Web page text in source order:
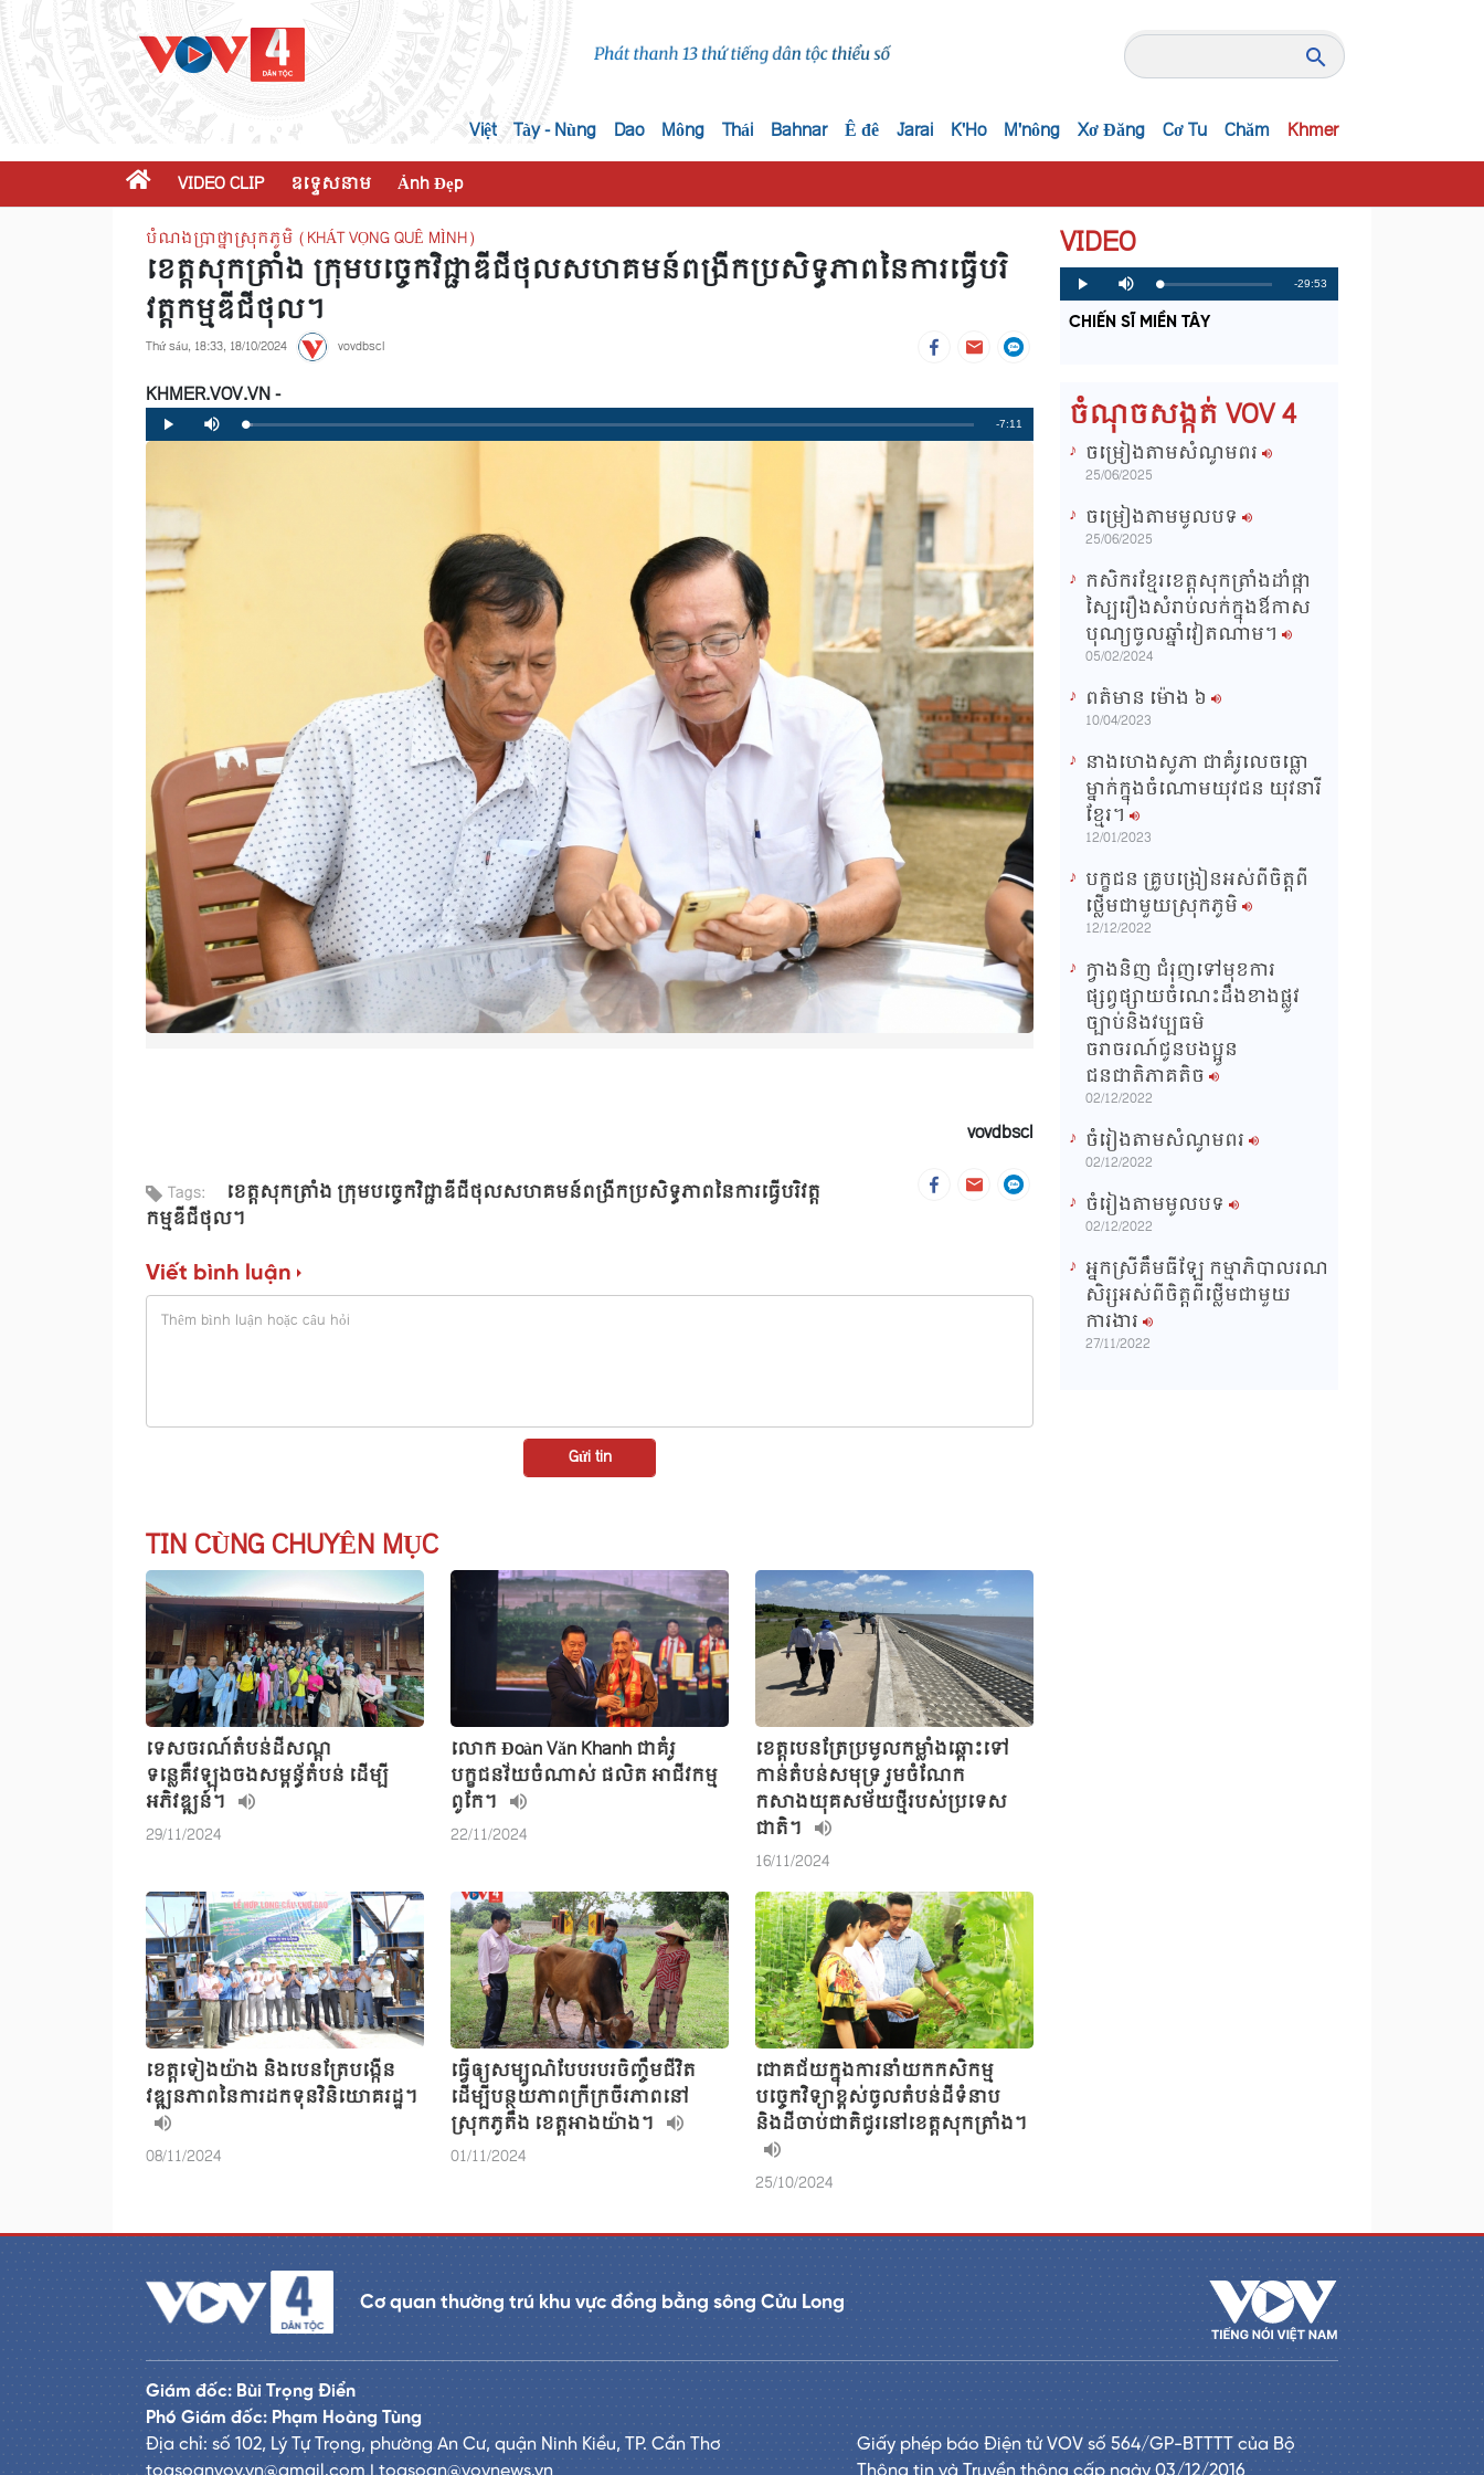
Việt Tày - Nùng Dao Mông Thái Bahnar Ê đê Jarai K'Ho M'nông Xơ Đăng Cơ Tu Chăm Khmer
VIDEO CLIP ឧទ្ទេសនាម Ảnh Đẹp
បំណងប្រាថ្នាស្រុកភូមិ (KHÁT VỌNG QUÊ MÌNH)
ខេត្តសុកត្រាំង ក្រុមបច្ចេកវិជ្ជាឌីជីថុលសហគមន៍ពង្រីកប្រសិទ្ធភាពនៃការធ្វើបរិ
វត្តកម្មឌីជីថុល។
Thứ sáu, 18:33, 18/10/2024 vovdbscl
KHMER.VOV.VN -
Play Mute Loaded:
0%
Progress:
0%
Remaining
-7:11
vovdbscl
Tags:
ខេត្តសុកត្រាំង ក្រុមបច្ចេកវិជ្ជាឌីជីថុលសហគមន៍ពង្រីកប្រសិទ្ធភាពនៃការធ្វើបរិវត្ត
កម្មឌីជីថុល។
Viết bình luận
TIN CÙNG CHUYÊN MỤC
ទេសចរណ៍តំបន់ដីសណ្ដ
ទន្លេគឺវឡុងចងសម្ពន័្ធតំបន់ ដើម្បី
អភិវឌ្ឍន៍។
29/11/2024
លោក Đoàn Văn Khanh ជាគំរូ
បក្ខជនវ័យចំណាស់ ផលិត អាជីវកម្ម
ពូកែ។
22/11/2024
ខេត្តបេនត្រែប្រមូលកម្លាំងឆ្ពោះទៅ
កាន់តំបន់សមុទ្រ រួមចំណែក
កសាងយុគសម័យថ្មីរបស់ប្រទេស
ជាតិ។
16/11/2024
ខេត្តទៀងយ៉ាង និងបេនត្រែបង្កើន
វឌ្ឍនភាពនៃការដកទុនវិនិយោគរដ្ឋ។
08/11/2024
ធ្វើឲ្យសម្បូណ៌បែបរបរចិញ្ចឹមជីវិត
ដើម្បីបន្ថយភាពក្រីក្រចីរភាពនៅ
ស្រុកភូតឹង ខេត្តអាងយ៉ាង។
01/11/2024
ជោគជ័យក្នុងការនាំយកកសិកម្ម
បច្ចេកវិទ្យាខ្ពស់ចូលតំបន់ដីទំនាប
និងដីចាប់ជាតិជូរនៅខេត្តសុកត្រាំង។
25/10/2024
VIDEO
P
l
y
M
u
e
L
o
a
d
P
r
o
g
R
i
T
i
-29:53
CHIẾN SĨ MIỀN TÂY
ចំណុចសង្កត់ VOV 4
ចម្រៀងតាមសំណូមពរ
25/06/2025
ចម្រៀងតាមមូលបទ
25/06/2025
កសិករខ្មែរខេត្តសុកត្រាំងដាំផ្កា
ស្បៃរឿងសំរាប់លក់ក្នុងឳកាស
បុណ្យចូលឆ្នាំវៀតណាម។
05/02/2024
ពត៌មាន ម៉ោង​ ៦
10/04/2023
នាងហេងសូភា ជាគំរូលេចធ្លោ
ម្នាក់ក្នុងចំណោមយុវជន យុវនារី
ខ្មែរ។
12/01/2023
បក្ខជន គ្រូបង្រៀនអស់ពីចិត្តពី
ថ្លើមជាមួយស្រុកភូមិ
12/12/2022
ក្វាងនិញ ជំរុញទៅមុខការ
ផ្សព្វផ្សាយចំណេះដឹងខាងផ្លូវ
ច្បាប់និងវប្បធម៌
ចរាចរណ៍ជូនបងប្អូន
ជនជាតិភាគតិច
02/12/2022
ចំរៀងតាមសំណូមពរ
02/12/2022
ចំរៀងតាមមូលបទ
02/12/2022
អ្នកស្រីគឹមធីឡែ កម្មាភិបាលរណ
សិរ្សអស់ពីចិត្តពីថ្លើមជាមួយ
ការងារ
27/11/2022
Cơ quan thường trú khu vực đồng bằng sông Cửu Long
Giám đốc: Bùi Trọng Điển
Phó Giám đốc: Phạm Hoàng Tùng
Địa chỉ: số 102, Lý Tự Trọng, phường An Cư, quận Ninh Kiều, TP. Cần Thơ
toasoanvov.vn@gmail.com | toasoan@vovnews.vn
Giấy phép báo Điện tử VOV số 564/GP-BTTTT của Bộ
Thông tin và Truyền thông cấp ngày 03/12/2016